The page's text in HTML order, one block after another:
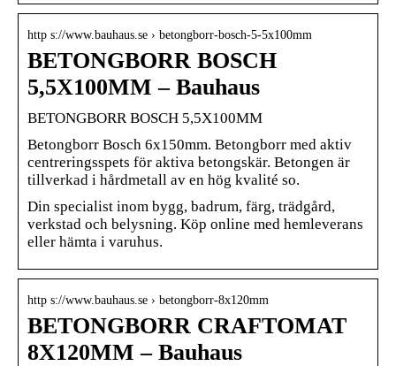
http s://www.bauhaus.se › betongborr-bosch-5-5x100mm
BETONGBORR BOSCH
5,5X100MM – Bauhaus
BETONGBORR BOSCH 5,5X100MM
Betongborr Bosch 6x150mm. Betongborr med aktiv
centreringsspets för aktiva betongskär. Betongen är
tillverkad i hårdmetall av en hög kvalité so.
Din specialist inom bygg, badrum, färg, trädgård,
verkstad och belysning. Köp online med hemleverans
eller hämta i varuhus.
http s://www.bauhaus.se › betongborr-8x120mm
BETONGBORR CRAFTOMAT
8X120MM – Bauhaus